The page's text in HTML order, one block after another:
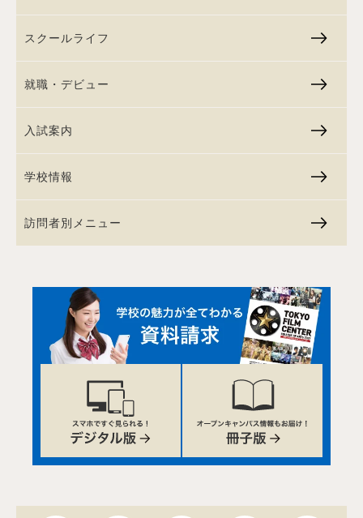
スクールライフ
就職・デビュー
入試案内
学校情報
訪問者別メニュー